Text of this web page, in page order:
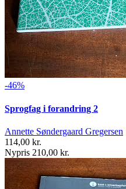
-46%
Sprogfag i forandring 2
Annette Søndergaard Gregersen
114,00 kr.
Nypris 210,00 kr.